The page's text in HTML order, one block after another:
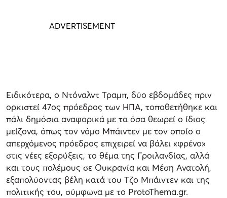
Ειδικότερα, ο Ντόναλντ Τραμπ, δύο εβδομάδες πριν
ορκιστεί 47ος πρόεδρος των ΗΠΑ, τοποθετήθηκε και
πάλι δημόσια αναφορικά με τα όσα θεωρεί ο ίδιος
μείζονα, όπως τον νόμο Μπάιντεν με τον οποίο ο
απερχόμενος πρόεδρος επιχειρεί να βάλει «φρένο»
στις νέες εξορύξεις, το θέμα της Γροιλανδίας, αλλά
και τους πολέμους σε Ουκρανία και Μέση Ανατολή,
εξαπολύοντας βέλη κατά του Τζο Μπάιντεν και της
πολιτικής του, σύμφωνα με το ProtoThema.gr.